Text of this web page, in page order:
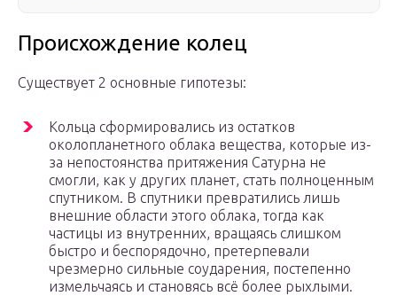
Происхождение колец
Существует 2 основные гипотезы:
Кольца сформировались из остатков
околопланетного облака вещества, которые из-
за непостоянства притяжения Сатурна не
смогли, как у других планет, стать полноценным
спутником. В спутники превратились лишь
внешние области этого облака, тогда как
частицы из внутренних, вращаясь слишком
быстро и беспорядочно, претерпевали
чрезмерно сильные соударения, постепенно
измельчаясь и становясь всё более рыхлыми.